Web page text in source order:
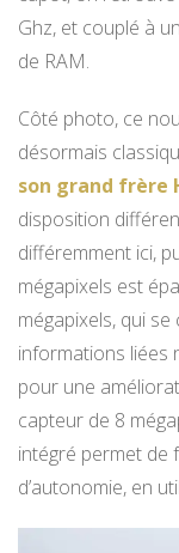
Ghz, et couplé à
de RAM.
Côté photo, ce
désormais
son grand frère
disposition
différemment ici,
mégapixels est
mégapixels, qui
informations liées
pour une
capteur de 8
intégré permet de
d’autonomie, en